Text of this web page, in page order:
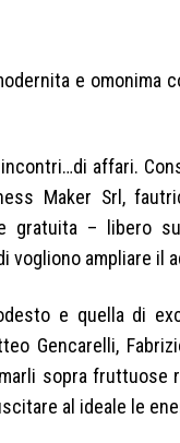
e omonima
affari.
Maker Srl,
gratuita – libero
vogliono ampliare
e quella di
Gencarelli,
sopra fruttuose
al ideale le